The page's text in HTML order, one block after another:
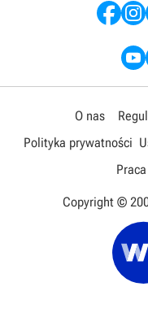
O nas
Polityka prywatności
Praca
Copyright ©